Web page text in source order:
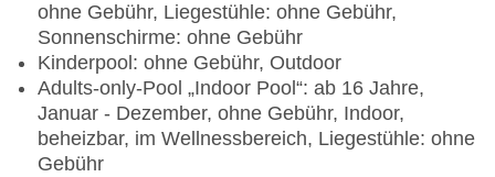
ohne Gebühr, Liegestühle: ohne Gebühr,
Sonnenschirme: ohne Gebühr
Kinderpool: ohne Gebühr, Outdoor
Adults-only-Pool „Indoor Pool“: ab 16 Jahre,
Januar - Dezember, ohne Gebühr, Indoor,
beheizbar, im Wellnessbereich, Liegestühle: ohne
Gebühr